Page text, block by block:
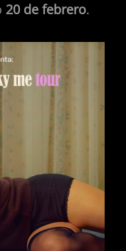
20 de febrero.